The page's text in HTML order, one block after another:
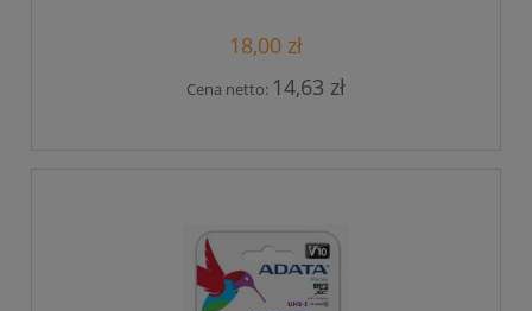
18,00 zł
Cena netto: 14,63 zł